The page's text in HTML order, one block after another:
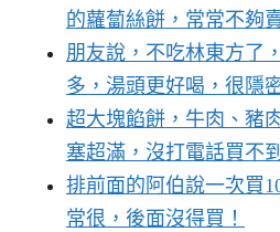
的蘿蔔絲餅，常常不夠
朋友說，不吃林東方了
多，湯頭更好喝，很隱
超大塊餡餅，牛肉、豬
塞超滿，沒打電話買不
排前面的阿伯說一次買
常很，後面沒得買！